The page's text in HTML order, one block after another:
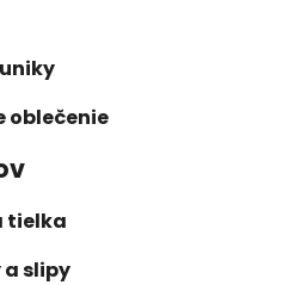
oblečenie
tielka
a slipy